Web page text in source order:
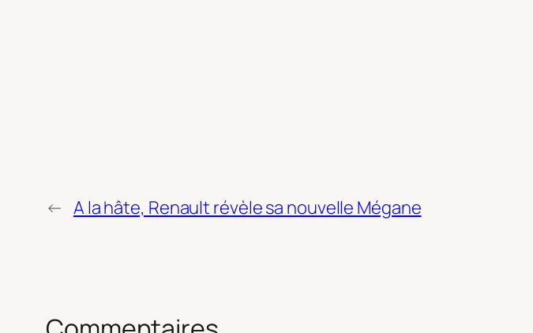
← A la hâte, Renault révèle sa nouvelle Mégane